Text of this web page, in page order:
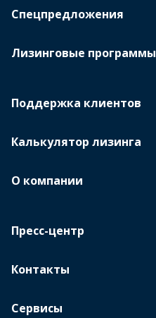
Спецпредложения
Лизинговые программы
Поддержка клиентов
Калькулятор лизинга
О компании
Пресс-центр
Контакты
Сервисы